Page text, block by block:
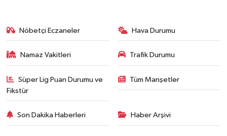
Nöbetçi Eczaneler Hava Durumu
Namaz Vakitleri Trafik Durumu
Süper Lig Puan Durumu ve
Fikstür
Tüm Manşetler
Son Dakika Haberleri Haber Arşivi